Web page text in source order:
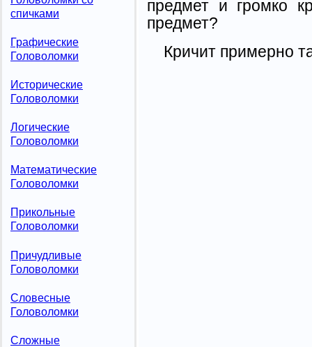
спичками
Графические
Головоломки
Исторические
Головоломки
Логические
Головоломки
Математические
Головоломки
Прикольные
Головоломки
Причудливые
Головоломки
Словесные
Головоломки
Сложные
предмет и громко
предмет?
Кричит примерно